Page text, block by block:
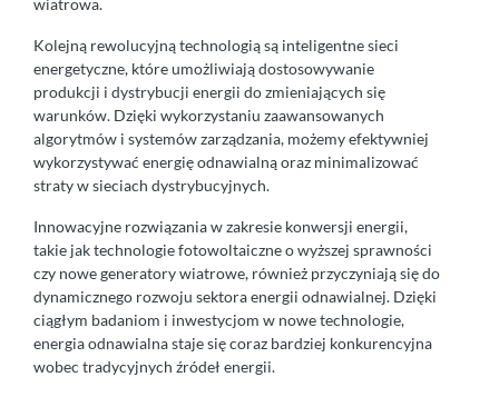
wiatrowa.
Kolejną rewolucyjną technologią są inteligentne sieci
energetyczne, które umożliwiają dostosowywanie
produkcji i dystrybucji energii do zmieniających się
warunków. Dzięki wykorzystaniu zaawansowanych
algorytmów i systemów zarządzania, możemy efektywniej
wykorzystywać energię odnawialną oraz minimalizować
straty w sieciach dystrybucyjnych.
Innowacyjne rozwiązania w zakresie konwersji energii,
takie jak technologie fotowoltaiczne o wyższej sprawności
czy nowe generatory wiatrowe, również przyczyniają się do
dynamicznego rozwoju sektora energii odnawialnej. Dzięki
ciągłym badaniom i inwestycjom w nowe technologie,
energia odnawialna staje się coraz bardziej konkurencyjna
wobec tradycyjnych źródeł energii.